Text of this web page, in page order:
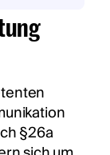
§26a